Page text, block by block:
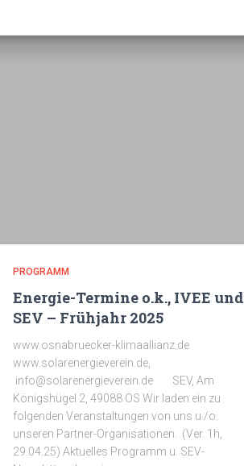
PROGRAMM
Energie-Termine o.k., IVEE und
SEV – Frühjahr 2025
www.osnabruecker-klimaallianz.de
www.solarenergieverein.de,
info@solarenergieverein.de SEV, Am
Königshügel 2, 49088 OS Wir laden ein zu
folgenden Veranstaltungen von uns u./o.
unseren Partner-Organisationen. (Ver. 1h,
29.04.25) Aktuelles Programm u. SEV-